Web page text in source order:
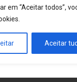
em “Aceitar todos”,
Aceitar